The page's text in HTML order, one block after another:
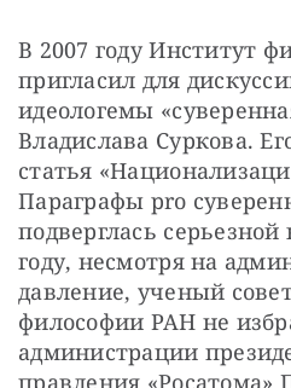
В 2007 году Институт
пригласил для
идеологемы
Владислава Суркова.
статья
Параграфы pro
подверглась
году, несмотря на
давление, ученый
философии РАН не
администрации
правления «Росатома»